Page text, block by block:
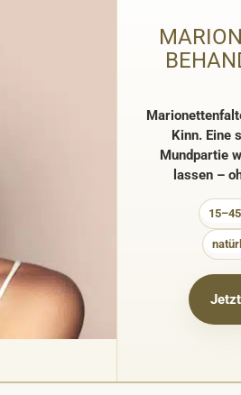
Kinn. Eine
Mundpartie
lassen –